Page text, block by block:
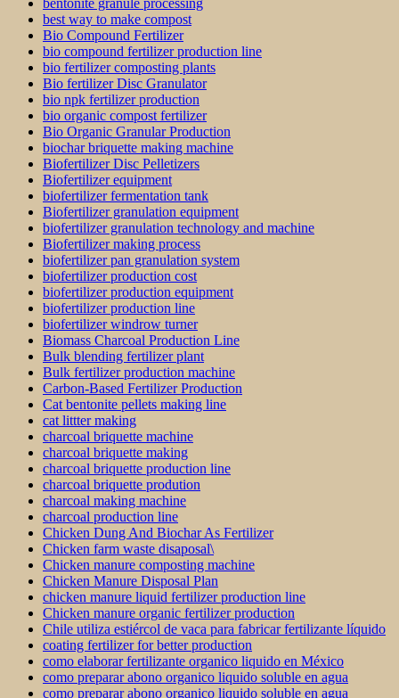
best way to make compost
Bio Compound Fertilizer
bio compound fertilizer production line
bio fertilizer composting plants
Bio fertilizer Disc Granulator
bio npk fertilizer production
bio organic compost fertilizer
Bio Organic Granular Production
biochar briquette making machine
Biofertilizer Disc Pelletizers
Biofertilizer equipment
biofertilizer fermentation tank
Biofertilizer granulation equipment
biofertilizer granulation technology and machine
Biofertilizer making process
biofertilizer pan granulation system
biofertilizer production cost
biofertilizer production equipment
biofertilizer production line
biofertilizer windrow turner
Biomass Charcoal Production Line
Bulk blending fertilizer plant
Bulk fertilizer production machine
Carbon-Based Fertilizer Production
Cat bentonite pellets making line
cat littter making
charcoal briquette machine
charcoal briquette making
charcoal briquette production line
charcoal briquette prodution
charcoal making machine
charcoal production line
Chicken Dung And Biochar As Fertilizer
Chicken farm waste disaposal\
Chicken manure composting machine
Chicken Manure Disposal Plan
chicken manure liquid fertilizer production line
Chicken manure organic fertilizer production
Chile utiliza estiércol de vaca para fabricar fertilizante líquido
coating fertilizer for better production
como elaborar fertilizante organico liquido en México
como preparar abono organico liquido soluble en agua
como preparar abono organico liquido soluble en agua